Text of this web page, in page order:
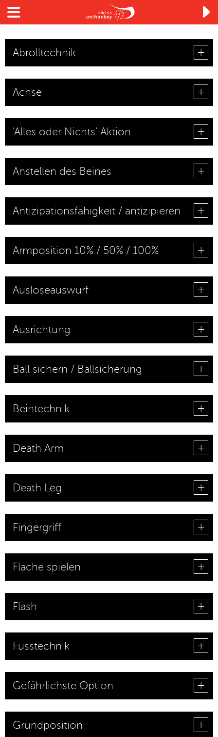

Abrolltechnik
Achse
'Alles oder Nichts' Aktion
Anstellen des Beines
Antizipationsfähigkeit / antizipieren
Armposition 10% / 50% / 100%
Auslöseauswurf
Ausrichtung
Ball sichern / Ballsicherung
Beintechnik
Death Arm
Death Leg
Fingergriff
Fläche spielen
Flash
Fusstechnik
Gefährlichste Option
Grundposition